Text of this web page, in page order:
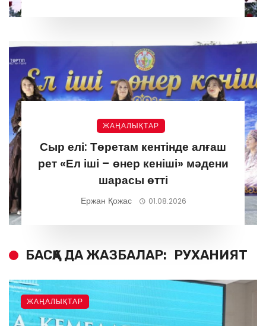
ЖАҢАЛЫҚТАР
Сыр елі: Төретам кентінде алғаш
рет «Ел іші – өнер кеніші» мәдени
шарасы өтті
Ержан Қожас 01.08.2026
БАСҚА ДА ЖАЗБАЛАР: РУХАНИЯТ
ЖАҢАЛЫҚТАР